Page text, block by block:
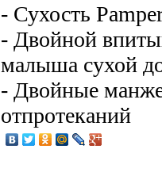
- Сухость
- Двойной
малыша сухой
- Двойные
отпротеканий